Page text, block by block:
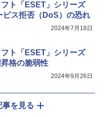
ト「ESET」シリーズ
ビス拒否（DoS）の恐れ
2024年7月18日
ト「ESET」シリーズ
格の脆弱性
2024年9月26日
事を見る